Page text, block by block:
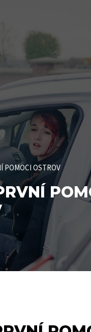
POMOCI OSTROV